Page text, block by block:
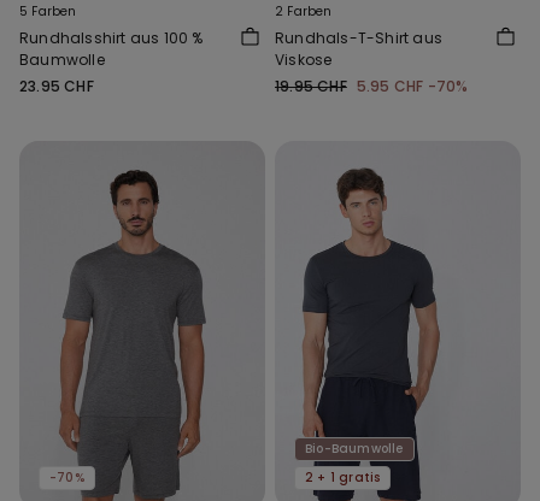
5 Farben
Rundhalsshirt aus 100 %
Baumwolle
23.95 CHF
2 Farben
Rundhals-T-Shirt aus
Viskose
19.95 CHF 5.95 CHF -70%
-70%
Bio-Baumwolle
2 + 1 gratis